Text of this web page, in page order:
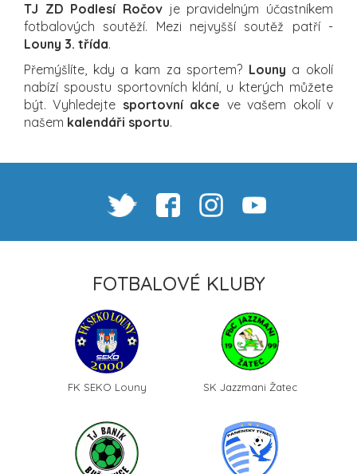
TJ ZD Podlesí Ročov je pravidelným účastníkem
fotbalových soutěží. Mezi nejvyšší soutěž patří -
Louny 3. třída.
Přemýšlíte, kdy a kam za sportem? Louny a okolí
nabízí spoustu sportovních klání, u kterých můžete
být. Vyhledejte sportovní akce ve vašem okolí v
našem kalendáři sportu.
FOTBALOVÉ KLUBY
FK SEKO Louny SK Jazzmani Žatec